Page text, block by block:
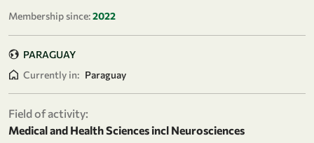
Membership since:2022
PARAGUAY
Currently in: Paraguay
Field of activity:
Medical and Health Sciences incl Neurosciences